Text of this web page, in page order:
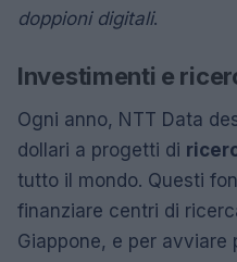
doppioni digitali.
Investimenti e
Ogni anno, NTT Data
dollari a progetti di
tutto il mondo. Questi
finanziare centri di
Giappone, e per